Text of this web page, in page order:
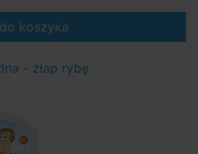
do koszyka
- złap rybę